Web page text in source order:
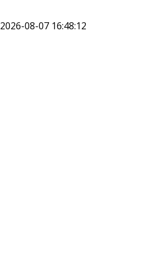
2026-08-07 16:48:12